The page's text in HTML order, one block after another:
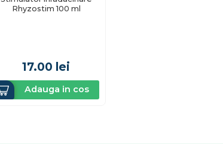
Rhyzostim 100 ml
17.00 lei
Adauga in cos